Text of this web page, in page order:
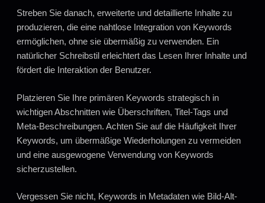
Streben Sie danach, erweiterte und detaillierte Inhalte zu
produzieren, die eine nahtlose Integration von Keywords
ermöglichen, ohne sie übermäßig zu verwenden. Ein
natürlicher Schreibstil erleichtert das Lesen Ihrer Inhalte und
fördert die Interaktion der Benutzer.
Platzieren Sie Ihre primären Keywords strategisch in
wichtigen Abschnitten wie Überschriften, Titel-Tags und
Meta-Beschreibungen. Achten Sie auf die Häufigkeit Ihrer
Keywords, um übermäßige Wiederholungen zu vermeiden
und eine ausgewogene Verwendung von Keywords
sicherzustellen.
Vergessen Sie nicht, Keywords in Metadaten wie Bild-Alt-